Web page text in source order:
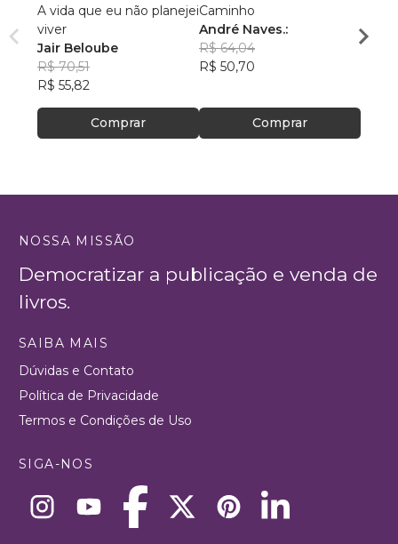
A vida que eu não planejei
viver
Jair Beloube
R$ 70,51
R$ 55,82
Comprar
Caminho
André Naves.:
R$ 64,04
R$ 50,70
Comprar
R$
NOSSA MISSÃO
Democratizar a publicação e venda de
livros.
SAIBA MAIS
Dúvidas e Contato
Política de Privacidade
Termos e Condições de Uso
SIGA-NOS